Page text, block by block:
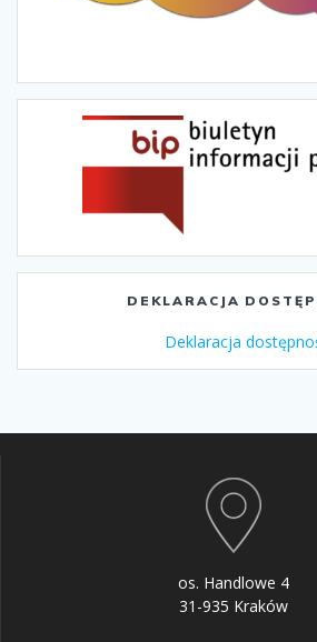
DEKLARACJA
Deklaracja
os. Handlowe 4
31-935 Kraków